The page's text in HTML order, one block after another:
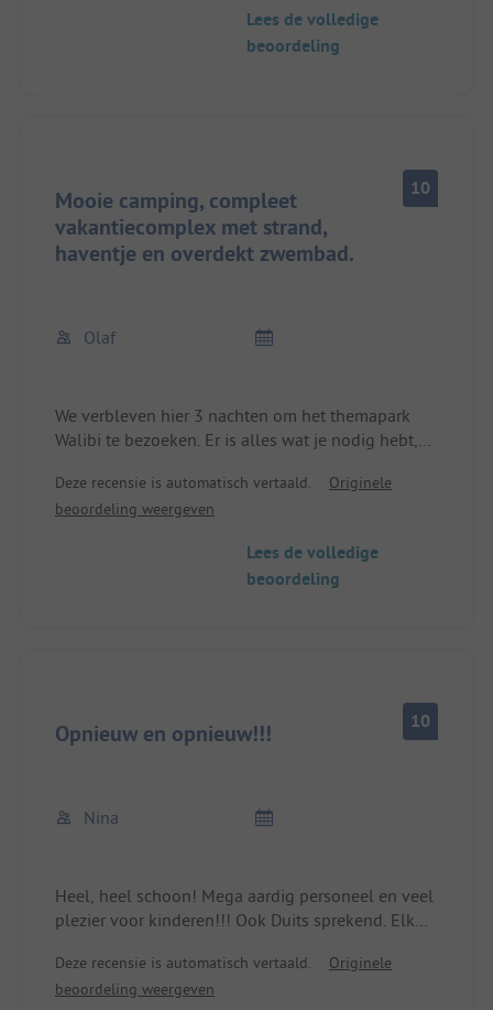
Lees de volledige
beoordeling
Mooie camping, compleet
vakantiecomplex met strand,
haventje en overdekt zwembad.
10
Olaf
We verbleven hier 3 nachten om het themapark
Walibi te bezoeken. Er is alles wat je nodig hebt,
voorzieningen zijn nieuw. Water/riolering op de
staanplaats, kabeltelevisie met 7 Duitse zenders.
Deze recensie is automatisch vertaald.
Originele
beoordeling weergeven
Lees de volledige
beoordeling
Opnieuw en opnieuw!!! 10
Nina
Heel, heel schoon! Mega aardig personeel en veel
plezier voor kinderen!!! Ook Duits sprekend. Elk
camping.
Deze recensie is automatisch vertaald.
Originele
beoordeling weergeven